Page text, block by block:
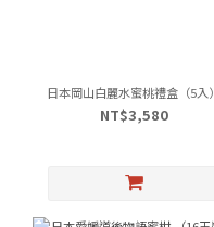
日本岡山白麗水蜜桃禮盒（5入）
NT$3,580